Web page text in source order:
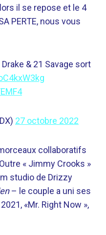
il se repose et le 4
PERTE, nous vous
Drake & 21 Savage sort
27 octobre 2022
collaboratifs
« Jimmy Crooks »
studio de Drizzy
– le couple a uni ses
«Mr. Right Now »,